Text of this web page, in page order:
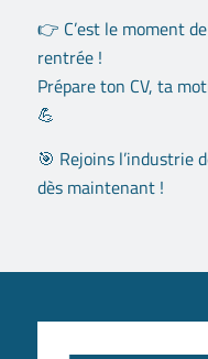
👉 C’est le moment
rentrée !
Prépare ton CV, ta
💪
🎯 Rejoins l’industrie
dès maintenant !